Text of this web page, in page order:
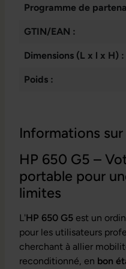
Informations
HP 650 G5 –
portable pour
limites
L'HP 650 G5 est un
pour les utilisateurs
cherchant à allier
reconditionné, en bon
Programme de
GTIN/EAN :
Dimensions (L x l x H) :
Poids :